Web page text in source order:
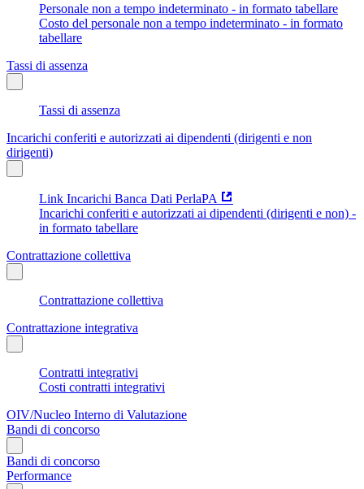
Personale non a tempo indeterminato - in formato tabellare
Costo del personale non a tempo indeterminato - in formato
tabellare
Tassi di assenza
Tassi di assenza
Incarichi conferiti e autorizzati ai dipendenti (dirigenti e non
dirigenti)
Link Incarichi Banca Dati PerlaPA
Incarichi conferiti e autorizzati ai dipendenti (dirigenti e non) -
in formato tabellare
Contrattazione collettiva
Contrattazione collettiva
Contrattazione integrativa
Contratti integrativi
Costi contratti integrativi
OIV/Nucleo Interno di Valutazione
Bandi di concorso
Bandi di concorso
Performance